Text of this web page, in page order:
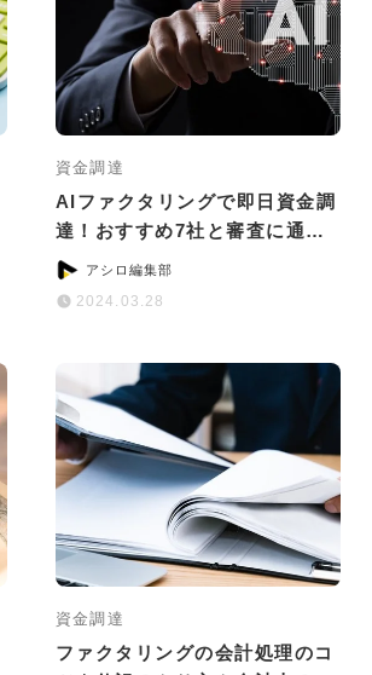
資金調達
AIファクタリングで即日資金調
達！おすすめ7社と審査に通る
ためのコツ
アシロ編集部
2024.03.28
資金調達
ファクタリングの会計処理のコ